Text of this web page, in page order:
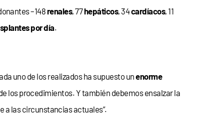
–148renales, 77hepáticos, 34cardíacos, 11
por día.
uno de los realizados ha supuesto unenorme
los procedimientos. Y también debemos ensalzar la
a las circunstancias actuales”.